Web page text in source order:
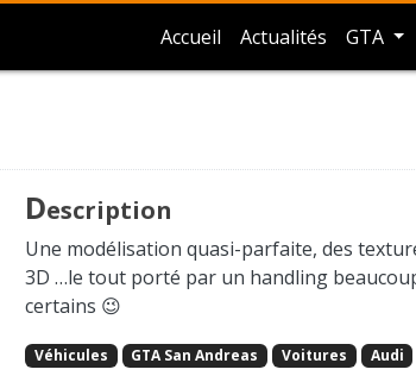
Accueil Actualités GTA
Description
Une modélisation quasi-parfaite, des
3D …le tout porté par un handling
certains 😉
Véhicules GTA San Andreas Voitures Audi